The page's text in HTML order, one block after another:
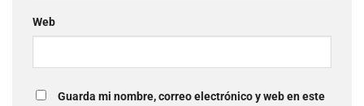
Web
Guarda mi nombre, correo electrónico y web en este